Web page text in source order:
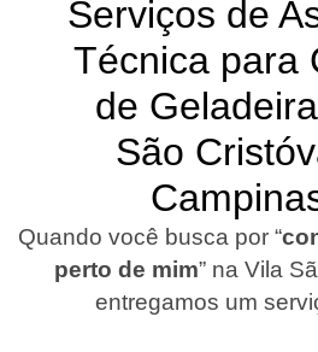
Serviços de
Técnica para
de
São
Quando você busca por “
perto de mim” na Vila
entregamos um